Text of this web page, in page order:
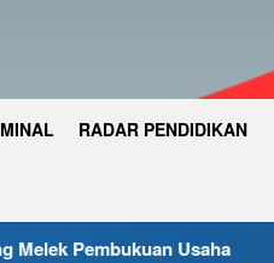
RADAR PENDIDIKAN
Usaha Wakapolres